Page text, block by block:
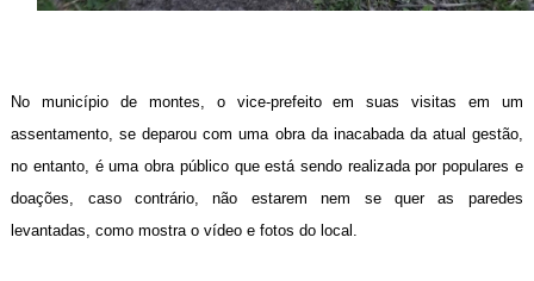
No município de montes, o vice-prefeito em suas visitas em um
assentamento, se deparou com uma obra da inacabada da atual gestão,
no entanto, é uma obra público que está sendo realizada por populares e
doações, caso contrário, não estarem nem se quer as paredes
levantadas, como mostra o vídeo e fotos do local.